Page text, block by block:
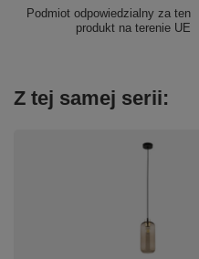
Podmiot odpowiedzialny za ten
produkt na terenie UE
Z tej samej serii: